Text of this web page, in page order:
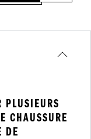
PLUSIEURS
CHAUSSURE
DE